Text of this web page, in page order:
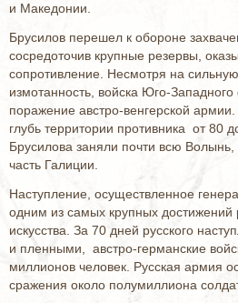
и Македонии.
Брусилов перешел к обороне
сосредоточив крупные резервы,
сопротивление. Несмотря на сильную
измотанность, войска Юго-
поражение австро-венгерской
глубь территории противника от 80
Брусилова заняли почти всю Волынь,
часть Галиции.
Наступление, осуществленное
одним из самых крупных достижений
искусства. За 70 дней русского
и пленными, австро-германские
миллионов человек. Русская армия
сражения около полумиллиона